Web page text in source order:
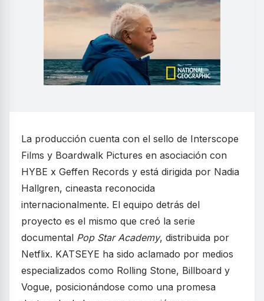
La producción cuenta con el sello de Interscope
Films y Boardwalk Pictures en asociación con
HYBE x Geffen Records y está dirigida por Nadia
Hallgren, cineasta reconocida
internacionalmente. El equipo detrás del
proyecto es el mismo que creó la serie
documental Pop Star Academy, distribuida por
Netflix. KATSEYE ha sido aclamado por medios
especializados como Rolling Stone, Billboard y
Vogue, posicionándose como una promesa